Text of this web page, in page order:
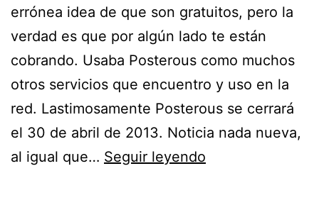
errónea idea de que son gratuitos, pero la
verdad es que por algún lado te están
cobrando. Usaba Posterous como muchos
otros servicios que encuentro y uso en la
red. Lastimosamente Posterous se cerrará
el 30 de abril de 2013. Noticia nada nueva,
al igual que… Seguir leyendo